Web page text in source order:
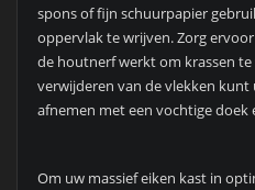
spons of fijn schuurpapier
oppervlak te wrijven. Zorg
de houtnerf werkt om krassen
verwijderen van de vlekken
afnemen met een vochtige doek
Om uw massief eiken kast in